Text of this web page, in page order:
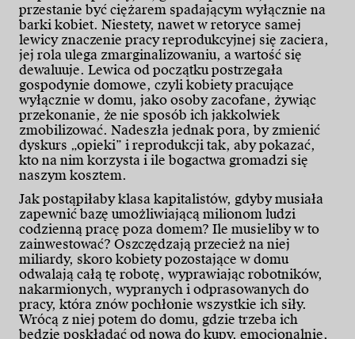
przestanie być ciężarem spadającym wyłącznie na
barki kobiet. Niestety, nawet w retoryce samej
lewicy znaczenie pracy reprodukcyjnej się zaciera,
jej rola ulega zmarginalizowaniu, a wartość się
dewaluuje. Lewica od początku postrzegała
gospodynie domowe, czyli kobiety pracujące
wyłącznie w domu, jako osoby zacofane, żywiąc
przekonanie, że nie sposób ich jakkolwiek
zmobilizować. Nadeszła jednak pora, by zmienić
dyskurs „opieki” i reprodukcji tak, aby pokazać,
kto na nim korzysta i ile bogactwa gromadzi się
naszym kosztem.
Jak postąpiłaby klasa kapitalistów, gdyby musiała
zapewnić bazę umożliwiającą milionom ludzi
codzienną pracę poza domem? Ile musieliby w to
zainwestować? Oszczędzają przecież na niej
miliardy, skoro kobiety pozostające w domu
odwalają całą tę robotę, wyprawiając robotników,
nakarmionych, wypranych i odprasowanych do
pracy, która znów pochłonie wszystkie ich siły.
Wrócą z niej potem do domu, gdzie trzeba ich
będzie poskładać od nowa do kupy, emocjonalnie,